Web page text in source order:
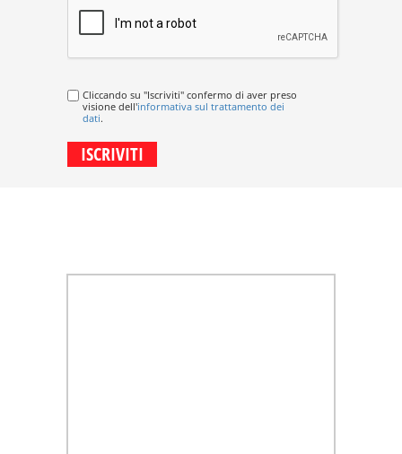
Cliccando su "Iscriviti" confermo di aver preso
visione dell'informativa sul trattamento dei
dati.